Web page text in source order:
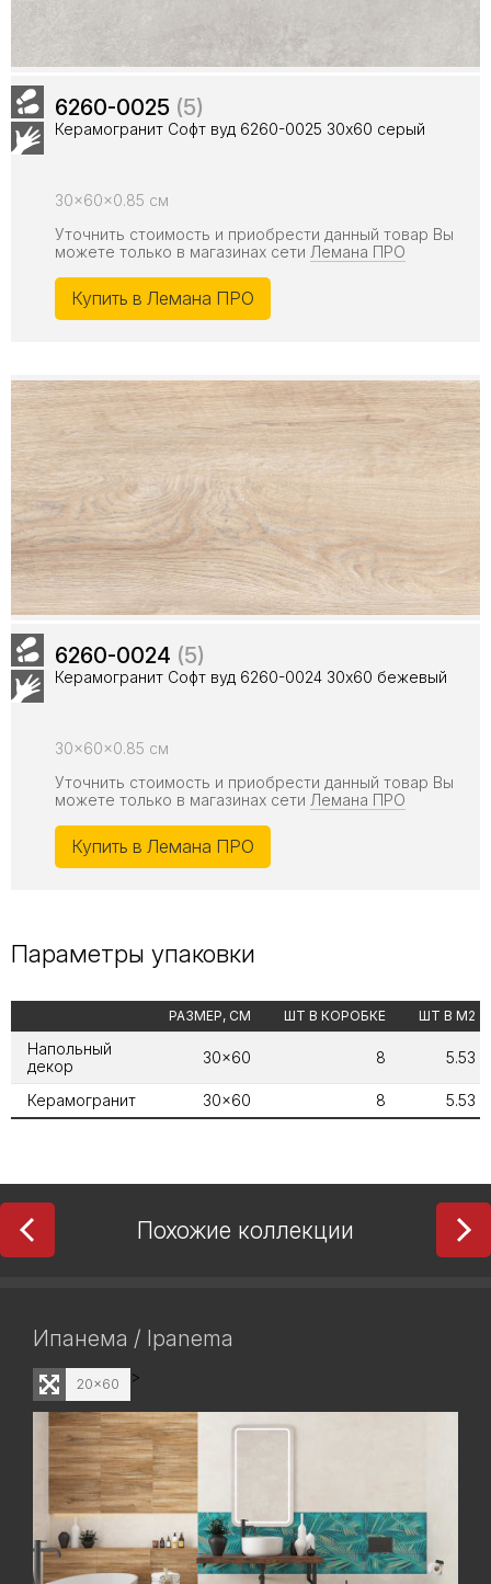
6260-0025 (5)
Керамогранит Софт вуд 6260-0025 30x60 серый
30x60x0.85 см
Уточнить стоимость и приобрести данный товар Вы
можете только в магазинах сети Лемана ПРО
Купить в Лемана ПРО
6260-0024 (5)
Керамогранит Софт вуд 6260-0024 30x60 бежевый
30x60x0.85 см
Уточнить стоимость и приобрести данный товар Вы
можете только в магазинах сети Лемана ПРО
Купить в Лемана ПРО
Параметры упаковки
РАЗМЕР, СМ ШТ В КОРОБКЕ ШТ В М2
Напольный
декор
30x60 8 5.53
Керамогранит 30x60 8 5.53
Похожие коллекции
Ипанема / Ipanema
>
20x60